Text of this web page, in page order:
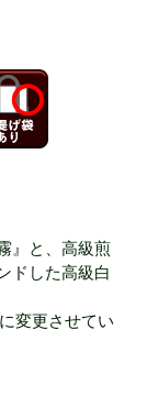
』と、高級煎
ドした高級白
変更させてい